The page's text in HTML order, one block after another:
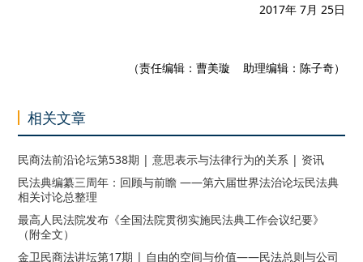
2017年 7月 25日
（责任编辑：曹美璇 助理编辑：陈子奇）
相关文章
民商法前沿论坛第538期 | 意思表示与法律行为的关系 | 资讯
民法典编纂三周年：回顾与前瞻 ——第六届世界法治论坛民法典
相关讨论总整理
最高人民法院发布《全国法院贯彻实施民法典工作会议纪要》
（附全文）
金卫民商法讲坛第17期 | 自由的空间与价值——民法总则与公司